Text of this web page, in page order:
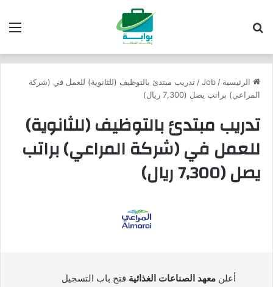
الرئيسية /
Job
/ تدريب مبتدئ بالتوظيف (للثانوية) للعمل في (شركة
المراعي) براتب يصل (7,300 ريال)
تدريب مبتدئ بالتوظيف (للثانوية)
للعمل في (شركة المراعي) براتب
يصل (7,300 ريال)
أعلن معهد الصناعات الغذائية فتح باب التسجيل